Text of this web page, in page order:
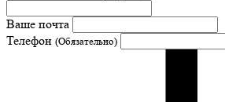
Ваше почта
Телефон (Обязательно)